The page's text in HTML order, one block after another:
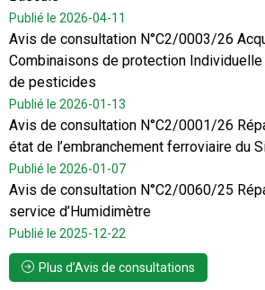
Publié le 2026-04-11
Avis de consultation N°C2/0003/26
Combinaisons de protection
de pesticides
Publié le 2026-01-13
Avis de consultation N°C2/0001/26
état de l’embranchement ferroviaire du
Publié le 2026-01-07
Avis de consultation N°C2/0060/25
service d’Humidimètre
Publié le 2025-12-22
Plus d’Avis de consultations